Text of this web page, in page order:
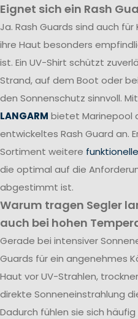
Eignet sich ein Rash
Ja. Rash Guards sind auch
ihre Haut besonders
ist. Ein UV-Shirt schützt
Strand, auf dem Boot oder
den Sonnenschutz sinnvoll.
LANGARM bietet Marinepool
entwickeltes Rash Guard an.
Sortiment weitere
die optimal auf die
abgestimmt ist.
Warum tragen Segler
auch bei hohen
Gerade bei intensiver
Guards für ein angenehmes
Haut vor UV-Strahlen,
direkte Sonneneinstrahlung
Dadurch fühlen sie sich